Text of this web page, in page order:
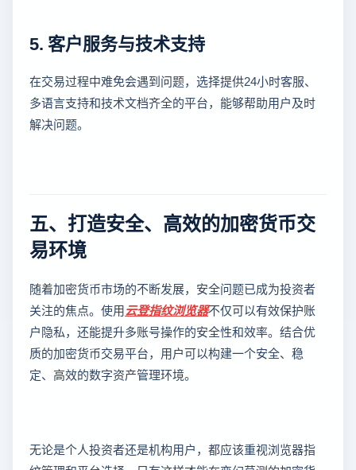
5. 客户服务与技术支持
在交易过程中难免会遇到问题，选择提供24小时客服、
多语言支持和技术文档齐全的平台，能够帮助用户及时
解决问题。
五、打造安全、高效的加密货币交
易环境
随着加密货币市场的不断发展，安全问题已成为投资者
关注的焦点。使用云登指纹浏览器不仅可以有效保护账
户隐私，还能提升多账号操作的安全性和效率。结合优
质的加密货币交易平台，用户可以构建一个安全、稳
定、高效的数字资产管理环境。
无论是个人投资者还是机构用户，都应该重视浏览器指